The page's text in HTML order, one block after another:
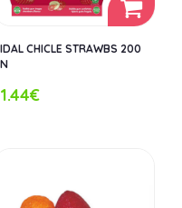
CHICLE STRAWBS 200